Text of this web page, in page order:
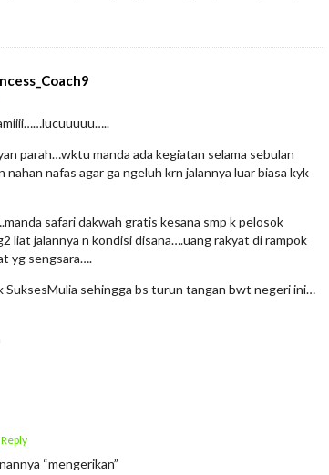
parah…wktu manda ada kegiatan selama sebulan
nahan nafas agar ga ngeluh krn jalannya luar biasa kyk
safari dakwah gratis kesana smp k pelosok
liat jalannya n kondisi disana….uang rakyat di rampok
yg sengsara….
SuksesMulia sehingga bs turun tangan bwt negeri ini…
“mengerikan”